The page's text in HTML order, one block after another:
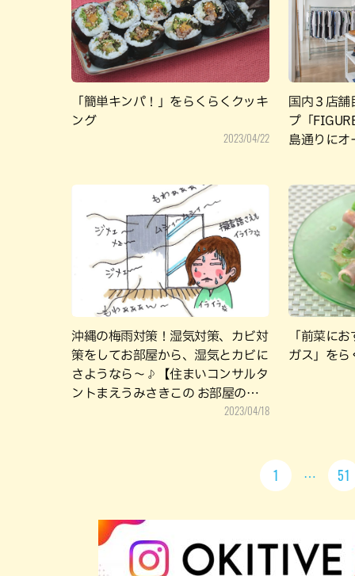
「簡単キンパ！」をらくらくクッキ
ング
2023/04/22
国内３店舗
プ「
島通りにオ
沖縄の梅雨対策！湿気対策、カビ対
策をしてお部屋から、湿気とカビに
さようなら～♪【住まいコンサルタ
ントまえうみさきこの お部屋の上
2023/04/18
「前菜に
ガス」をら
1 51